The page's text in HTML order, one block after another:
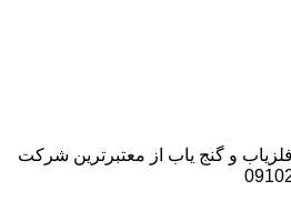
و گنج یاب از معتبرترین شرکت